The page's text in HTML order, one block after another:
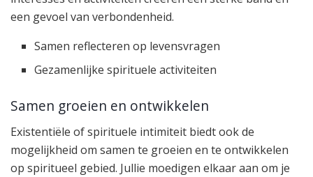
een gevoel van verbondenheid.
Samen reflecteren op levensvragen
Gezamenlijke spirituele activiteiten
Samen groeien en ontwikkelen
Existentiële of spirituele intimiteit biedt ook de
mogelijkheid om samen te groeien en te ontwikkelen
op spiritueel gebied. Jullie moedigen elkaar aan om je